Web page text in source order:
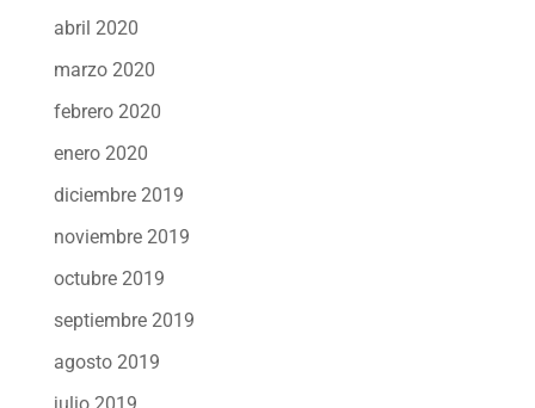
abril 2020
marzo 2020
febrero 2020
enero 2020
diciembre 2019
noviembre 2019
octubre 2019
septiembre 2019
agosto 2019
julio 2019